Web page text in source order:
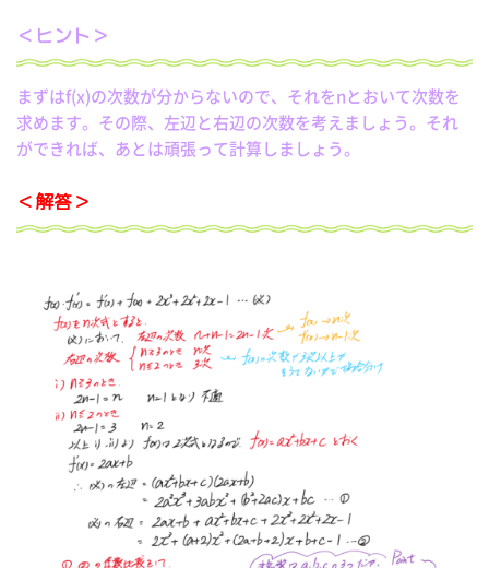
＜ヒント＞
まずはf(x)の次数が分からないので、それをnとおいて次数を
求めます。その際、左辺と右辺の次数を考えましょう。それ
ができれば、あとは頑張って計算しましょう。
＜解答＞